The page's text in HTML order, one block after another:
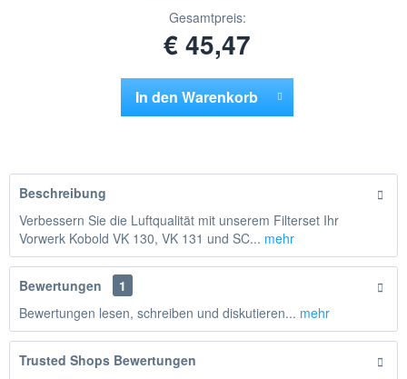
Gesamtpreis:
€ 45,47
In den Warenkorb
Beschreibung
Verbessern Sie die Luftqualität mit unserem Filterset Ihr
Vorwerk Kobold VK 130, VK 131 und SC... mehr
Bewertungen
1
Bewertungen lesen, schreiben und diskutieren... mehr
Trusted Shops Bewertungen